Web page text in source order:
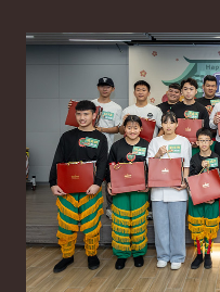
詳細內容